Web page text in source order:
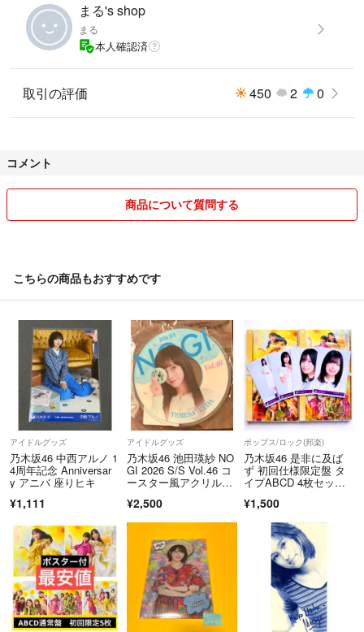
まる's shop
まる
本人確認済
取引の評価 450 2 0
コメント
商品について質問する
こちらの商品もおすすめです
アイドルグッズ
乃木坂46 中西アルノ 1
4周年記念 Anniversar
y アニバ 座りヒキ
¥1,111
アイドルグッズ
乃木坂46 池田瑛紗 NO
GI 2026 S/S Vol.46 コ
ースター風アクリルキ
¥2,500
ポップス/ロック(邦楽)
乃木坂46 是非に及ば
ず 初回仕様限定盤 タ
イプABCD 4枚セッ
き 五百城茉央 コン
¥1,500